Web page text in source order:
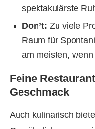
spektakulärste
Don’t: Zu viele
Raum für
am meisten,
Feine
Geschmack
Auch kulinarisch